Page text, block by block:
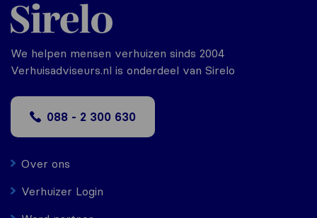
We helpen mensen verhuizen sinds 2004
Verhuisadviseurs.nl is onderdeel van Sirelo
088 - 2 300 630
Over ons
Verhuizer Login